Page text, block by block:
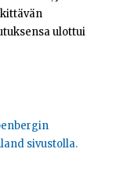
ulottui
sivustolla.